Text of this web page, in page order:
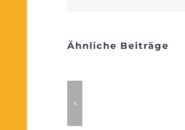
Ähnliche Beiträge